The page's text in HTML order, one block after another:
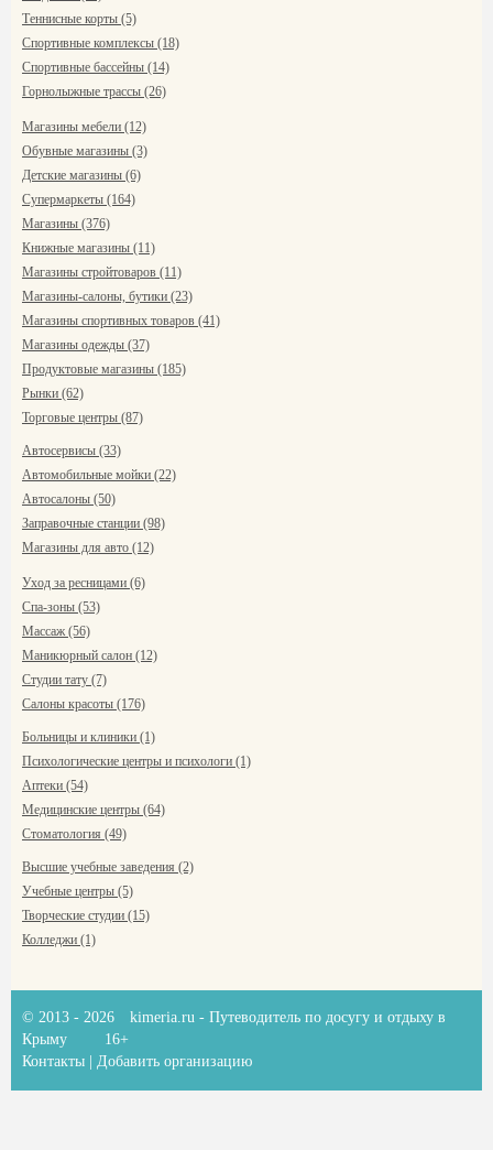
Теннисные корты (5)
Спортивные комплексы (18)
Спортивные бассейны (14)
Горнолыжные трассы (26)
Магазины мебели (12)
Обувные магазины (3)
Детские магазины (6)
Супермаркеты (164)
Магазины (376)
Книжные магазины (11)
Магазины стройтоваров (11)
Магазины-салоны, бутики (23)
Магазины спортивных товаров (41)
Магазины одежды (37)
Продуктовые магазины (185)
Рынки (62)
Торговые центры (87)
Автосервисы (33)
Автомобильные мойки (22)
Автосалоны (50)
Заправочные станции (98)
Магазины для авто (12)
Уход за ресницами (6)
Спа-зоны (53)
Массаж (56)
Маникюрный салон (12)
Студии тату (7)
Салоны красоты (176)
Больницы и клиники (1)
Психологические центры и психологи (1)
Аптеки (54)
Медицинские центры (64)
Стоматология (49)
Высшие учебные заведения (2)
Учебные центры (5)
Творческие студии (15)
Колледжи (1)
© 2013 - 2026 kimeria.ru - Путеводитель по досугу и отдыху в
Крыму
16+
Контакты
Добавить организацию